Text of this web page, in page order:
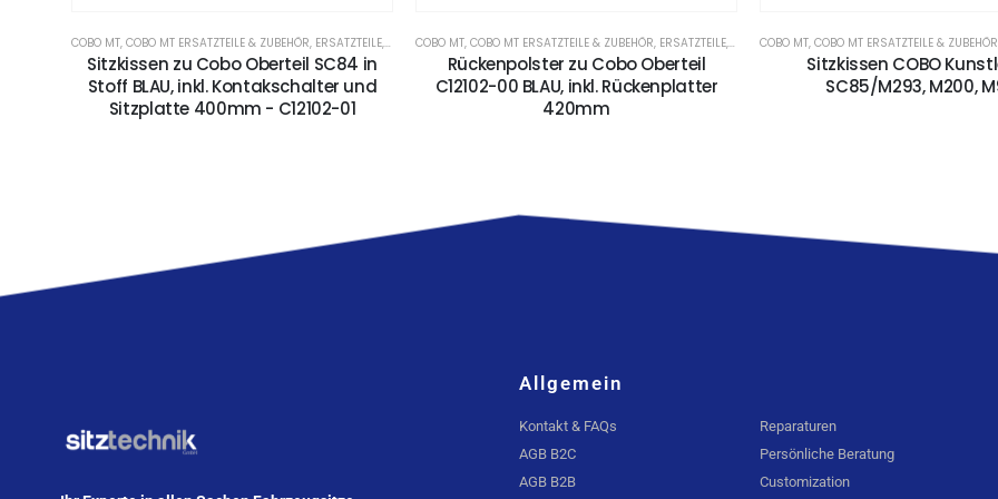
COBO MT, COBO MT ERSATZTEILE & ZUBEHÖR, ERSATZTEILE, POLSTERTEILE & KOPFSTÜTZE
Sitzkissen zu Cobo Oberteil SC84 in
Stoff BLAU, inkl. Kontakschalter und
Sitzplatte 400mm - C12102-01
COBO MT, COBO MT ERSATZTEILE & ZUBEHÖR, ERSATZTEILE, POLSTERTEILE & KOPFSTÜTZE
Rückenpolster zu Cobo Oberteil
C12102-00 BLAU, inkl. Rückenplatter
420mm
COBO MT, COBO MT ERSATZTEILE & ZUBEHÖR
Sitzkissen COBO
SC85/M293, M200,
Allgemein
Kontakt & FAQs
AGB B2C
AGB B2B
Reparaturen
Persönliche Beratung
Customization